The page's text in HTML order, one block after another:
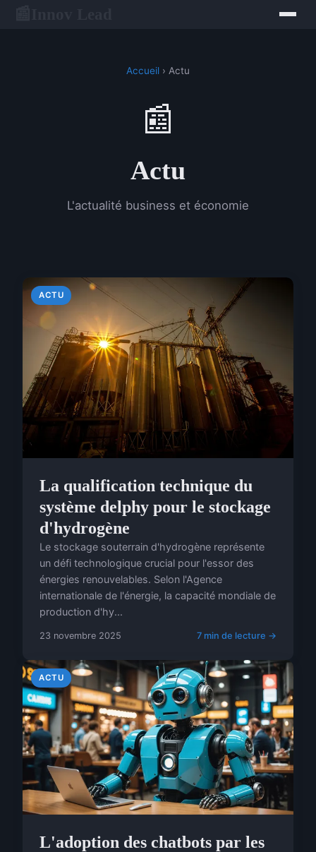
Accueil › Actu
📰
Actu
L'actualité business et économie
ACTU
La qualification technique du
système delphy pour le stockage
d'hydrogène
Le stockage souterrain d'hydrogène représente
un défi technologique crucial pour l'essor des
énergies renouvelables. Selon l'Agence
internationale de l'énergie, la capacité mondiale de
production d'hy...
23 novembre 2025 7 min de lecture →
ACTU
L'adoption des chatbots par les